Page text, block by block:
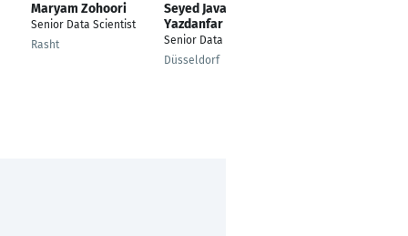
Maryam Zohoori
Senior Data Scientist
Rasht
Seyed Javad
Yazdanfar
Senior Data Scientist
Düsseldorf